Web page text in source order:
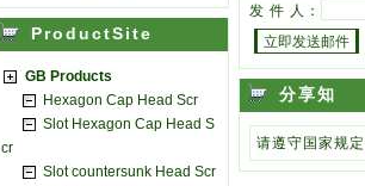
发 件 人：
分享知
请遵守国家规定
ProductSite
GB Products
Hexagon Cap Head Scr
Slot Hexagon Cap Head S
cr
Slot countersunk Head Scr